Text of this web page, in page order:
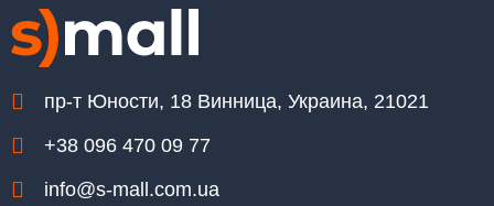
пр-т Юности, 18 Винница, Украина, 21021
+38 096 470 09 77
info@s-mall.com.ua